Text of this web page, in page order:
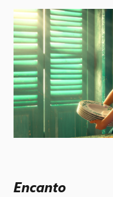
Encanto